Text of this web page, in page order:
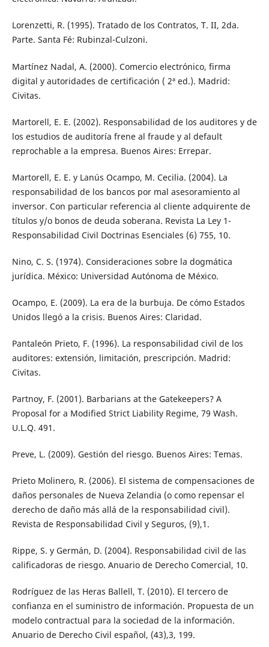
Lorenzetti, R. (1995). Tratado de los Contratos, T. II, 2da.
Parte. Santa Fé: Rubinzal-Culzoni.
Martínez Nadal, A. (2000). Comercio electrónico, firma
digital y autoridades de certificación ( 2ª ed.). Madrid:
Civitas.
Martorell, E. E. (2002). Responsabilidad de los auditores y de
los estudios de auditoría frene al fraude y al default
reprochable a la empresa. Buenos Aires: Errepar.
Martorell, E. E. y Lanús Ocampo, M. Cecilia. (2004). La
responsabilidad de los bancos por mal asesoramiento al
inversor. Con particular referencia al cliente adquirente de
títulos y/o bonos de deuda soberana. Revista La Ley 1-
Responsabilidad Civil Doctrinas Esenciales (6) 755, 10.
Nino, C. S. (1974). Consideraciones sobre la dogmática
jurídica. México: Universidad Autónoma de México.
Ocampo, E. (2009). La era de la burbuja. De cómo Estados
Unidos llegó a la crisis. Buenos Aires: Claridad.
Pantaleón Prieto, F. (1996). La responsabilidad civil de los
auditores: extensión, limitación, prescripción. Madrid:
Civitas.
Partnoy, F. (2001). Barbarians at the Gatekeepers? A
Proposal for a Modified Strict Liability Regime, 79 Wash.
U.L.Q. 491.
Preve, L. (2009). Gestión del riesgo. Buenos Aires: Temas.
Prieto Molinero, R. (2006). El sistema de compensaciones de
daños personales de Nueva Zelandia (o como repensar el
derecho de daño más allá de la responsabilidad civil).
Revista de Responsabilidad Civil y Seguros, (9),1.
Rippe, S. y Germán, D. (2004). Responsabilidad civil de las
calificadoras de riesgo. Anuario de Derecho Comercial, 10.
Rodríguez de las Heras Ballell, T. (2010). El tercero de
confianza en el suministro de información. Propuesta de un
modelo contractual para la sociedad de la información.
Anuario de Derecho Civil español, (43),3, 199.